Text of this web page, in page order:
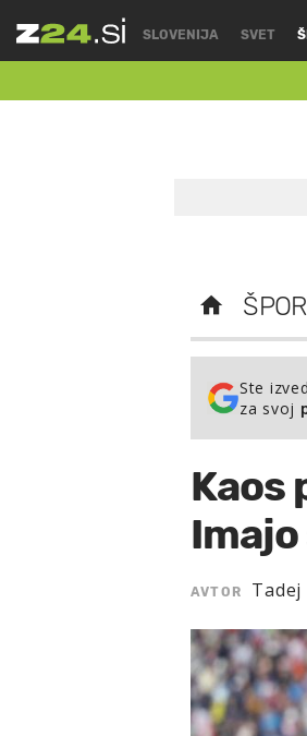
SLOVENIJA SVET
Ste
za svoj
Kaos
AVTOR Tadej